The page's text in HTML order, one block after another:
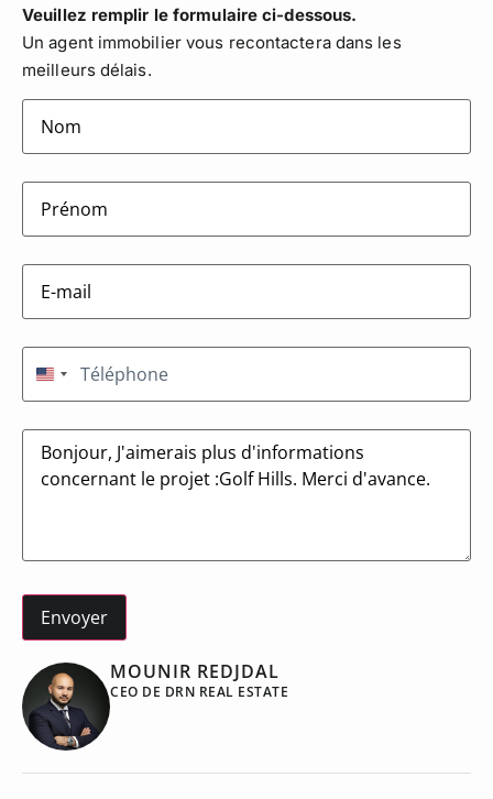
MOUNIR REDJDAL
CEO DE DRN REAL ESTATE
Veuillez remplir le formulaire ci-dessous.
Un agent immobilier vous recontactera dans les
meilleurs délais.
lastname(Nécessaire)
firstname(Nécessaire)
E-
mail(Nécessaire)
Téléphone(Nécessaire)
États-Unis +1
Message